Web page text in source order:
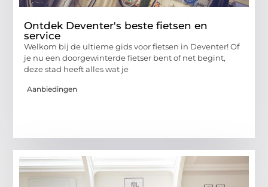
Ontdek Deventer's beste fietsen en
service
Welkom bij de ultieme gids voor fietsen in Deventer! Of
je nu een doorgewinterde fietser bent of net begint,
deze stad heeft alles wat je
Aanbiedingen